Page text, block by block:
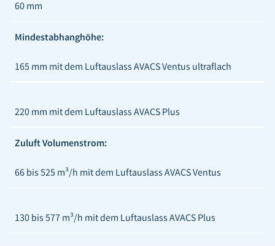
60 mm
Mindestabhanghöhe:
165 mm mit dem Luftauslass AVACS Ventus ultraflach
220 mm mit dem Luftauslass AVACS Plus
Zuluft Volumenstrom:
66 bis 525 m³/h mit dem Luftauslass AVACS Ventus
130 bis 577 m³/h mit dem Luftauslass AVACS Plus